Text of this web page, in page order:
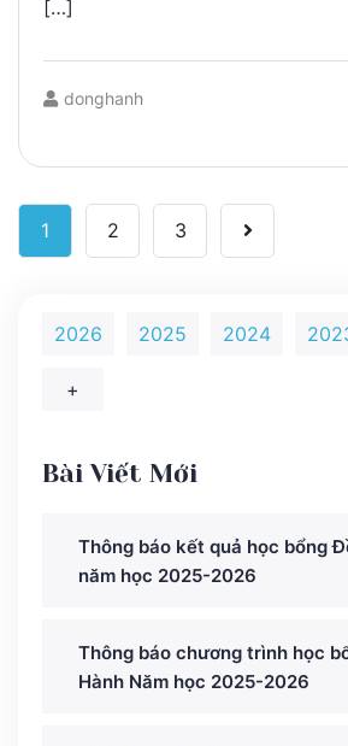
[…]
donghanh
1 2 3
2026 2025 2024
+
Bài Viết Mới
Thông báo kết quả học bổng
năm học 2025-2026
Thông báo chương trình học
Hành Năm học 2025-2026